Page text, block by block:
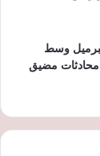
80 دولارا للبرميل وسط
مضيق